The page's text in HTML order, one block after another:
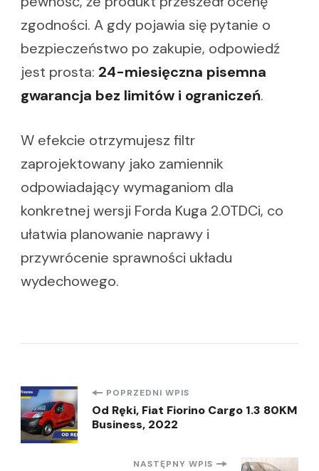
zgodności. A gdy pojawia się pytanie o
bezpieczeństwo po zakupie, odpowiedź
jest prosta: 24-miesięczna pisemna
gwarancja bez limitów i ograniczeń.
W efekcie otrzymujesz filtr
zaprojektowany jako zamiennik
odpowiadający wymaganiom dla
konkretnej wersji Forda Kuga 2.0TDCi, co
ułatwia planowanie naprawy i
przywrócenie sprawności układu
wydechowego.
Nawigacja
wpisu
POPRZEDNI WPIS
Od Ręki, Fiat Fiorino Cargo 1.3 80KM
Business, 2022
NASTĘPNY WPIS